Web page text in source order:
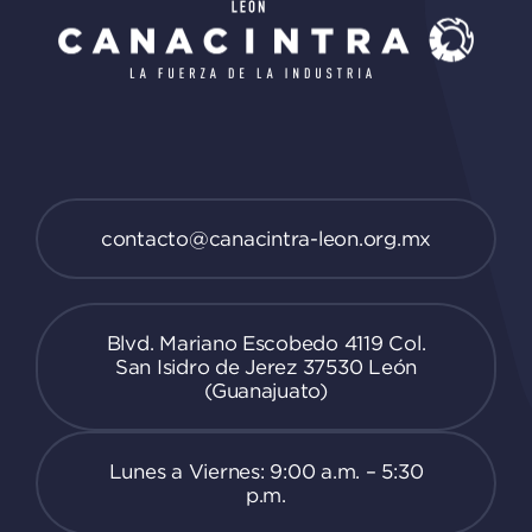
contacto@canacintra-leon.org.mx
Blvd. Mariano Escobedo 4119 Col.
San Isidro de Jerez 37530 León
(Guanajuato)
Lunes a Viernes: 9:00 a.m. – 5:30
p.m.